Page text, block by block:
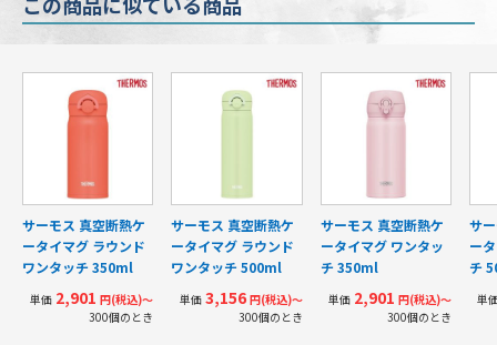
サーモス 真空断熱ケ
ータイマグ ラウンド
ワンタッチ 350ml
単価 2,901円(税込)〜
300個のとき
サーモス 真空断熱ケ
ータイマグ ラウンド
ワンタッチ 500ml
単価3,156 円(税込)〜
300個のとき
サーモス 真空断熱ケ
ータイマグ ワンタッ
チ 350ml
単価2,901 円(税込)〜
300個のとき
サ
ー
チ
単